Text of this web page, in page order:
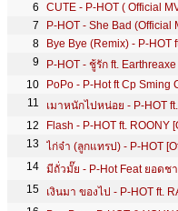
P-HOT - She Bad (Official
P-HOT - ชู้รัก ft.
Flash - P-HOT ft. ROONY
ไก่จ๋า (ลูกแทรป) - P-HOT
มีถั่วมั๊ย - P-Hot Feat ยอดช
เงินมา ของไป - P-HOT ft.